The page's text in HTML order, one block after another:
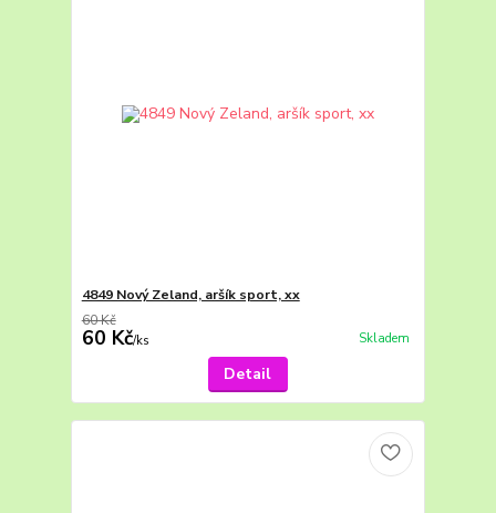
4849 Nový Zeland, aršík sport, xx
60 Kč
60 Kč/ks Skladem
Detail